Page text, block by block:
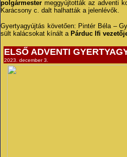
polgármester meggyújtották az adventi
Karácsony c. dalt halhatták a jelenlévők.
Gyertyagyújtás követően: Pintér Béla –
sült kalácsokat kínált a Párduc Ifi
ELSŐ ADVENTI
2023. december 3.